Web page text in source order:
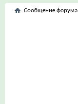
Сообщение форума